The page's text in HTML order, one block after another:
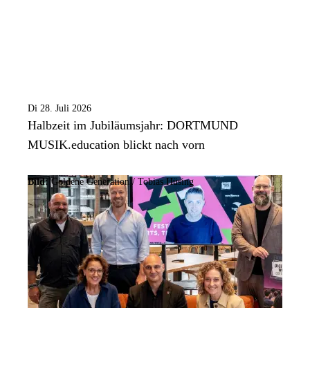
Di 28. Juli 2026
Halbzeit im Jubiläumsjahr: DORTMUND
MUSIK.education blickt nach vorn
Bild: Goldene Generation / Tobias Hüsing